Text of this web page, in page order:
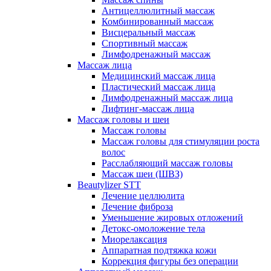
Антицеллюлитный массаж
Комбинированный массаж
Висцеральный массаж
Спортивный массаж
Лимфодренажный массаж
Массаж лица
Медицинский массаж лица
Пластический массаж лица
Лимфодренажный массаж лица
Лифтинг-массаж лица
Массаж головы и шеи
Массаж головы
Массаж головы для стимуляции роста
волос
Расслабляющий массаж головы
Массаж шеи (ШВЗ)
Beautylizer STT
Лечение целлюлита
Лечение фиброза
Уменьшение жировых отложений
Детокс-омоложение тела
Миорелаксация
Аппаратная подтяжка кожи
Коррекция фигуры без операции